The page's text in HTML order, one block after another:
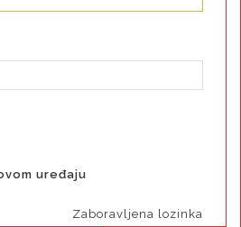
uređaju
Zaboravljena lozinka